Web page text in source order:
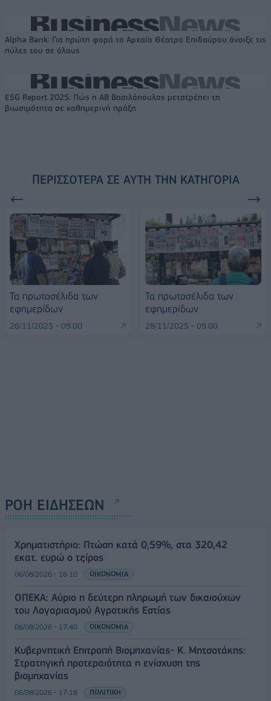
Alpha Bank: Για πρώτη φορά το Αρχαίο Θέατρο Επιδαύρου άνοιξε τις
πύλες του σε όλους
ESG Report 2025: Πώς η ΑΒ Βασιλόπουλος μετατρέπει τη
βιωσιμότητα σε καθημερινή πράξη
ΠΕΡΙΣΣΌΤΕΡΑ ΣΕ ΑΥΤΉ ΤΗΝ ΚΑΤΗΓΟΡΊΑ
Τα πρωτοσέλιδα των
εφημερίδων
26/11/2025 - 09:00
Τα πρωτοσέλιδα των
εφημερίδων
28/11/2025 - 09:00
ΡΟΗ ΕΙΔΗΣΕΩΝ
Χρηματιστήριο: Πτώση κατά 0,59%, στα 320,42
εκατ. ευρώ ο τζίρος
06/08/2026 - 18:10 ΟΙΚΟΝΟΜΙΑ
ΟΠΕΚΑ: Αύριο η δεύτερη πληρωμή των δικαιούχων
του Λογαριασμού Αγροτικής Εστίας
06/08/2026 - 17:40 ΟΙΚΟΝΟΜΙΑ
Κυβερνητική Επιτροπή Βιομηχανίας- Κ. Μητσοτάκης:
Στρατηγική προτεραιότητα η ενίσχυση της
βιομηχανίας
06/08/2026 - 17:18 ΠΟΛΙΤΙΚΗ